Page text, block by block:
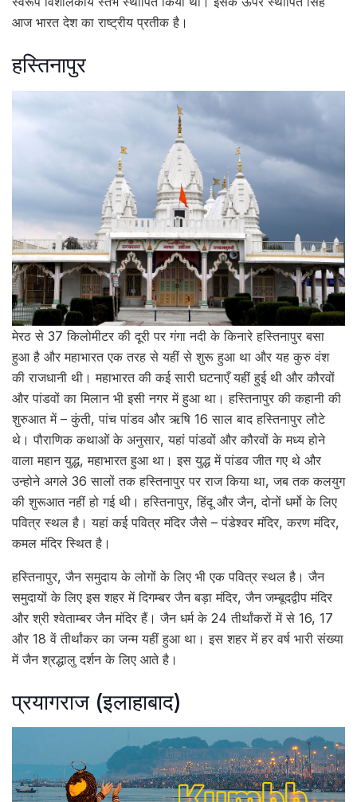
आज भारत देश का राष्ट्रीय प्रतीक है।
हस्तिनापुर
मेरठ से 37 किलोमीटर की दूरी पर गंगा नदी के किनारे हस्तिनापुर बसा
हुआ है और महाभारत एक तरह से यहीं से शुरू हुआ था और यह कुरु वंश
की राजधानी थी। महाभारत की कई सारी घटनाएँ यहीं हुई थी और कौरवों
और पांडवों का मिलान भी इसी नगर में हुआ था। हस्तिनापुर की कहानी की
शुरुआत में – कुंती, पांच पांडव और ऋषि 16 साल बाद हस्तिनापुर लौटे
थे। पौराणिक कथाओं के अनुसार, यहां पांडवों और कौरवों के मध्‍य होने
वाला महान युद्ध, महाभारत हुआ था। इस युद्ध में पांडव जीत गए थे और
उन्‍होने अगले 36 सालों तक हस्तिनापुर पर राज किया था, जब तक कलयुग
की शुरूआत नहीं हो गई थी। हस्तिनापुर, हिंदू और जैन, दोनों धर्मो के लिए
पवित्र स्‍थल है। यहां कई पवित्र मंदिर जैसे – पंडेश्‍वर मंदिर, करण मंदिर,
कमल मंदिर स्थित है।
हस्तिनापुर, जैन समुदाय के लोगों के लिए भी एक पवित्र स्‍थल है। जैन
समुदायों के लिए इस शहर में दिगम्‍बर जैन बड़ा मंदिर, जैन जम्‍बूदद्वीप मंदिर
और श्री श्‍वेताम्‍बर जैन मंदिर हैं। जैन धर्म के 24 तीर्थांकरों में से 16, 17
और 18 वें तीर्थांकर का जन्‍म यहीं हुआ था। इस शहर में हर वर्ष भारी संख्‍या
में जैन श्रद्धालु दर्शन के लिए आते है।
प्रयागराज (इलाहाबाद)